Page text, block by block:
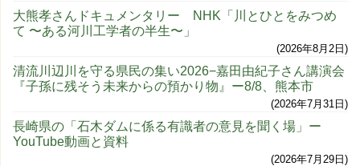
大熊孝さんドキュメンタリー NHK「川とひとをみつめ
て 〜ある河川工学者の半生〜」
2026年8月2日
清流川辺川を守る県民の集い2026−嘉田由紀子さん講演会
『子孫に残そう未来からの預かり物』ー8/8、熊本市
2026年7月31日
長崎県の「石木ダムに係る有識者の意見を聞く場」ー
YouTube動画と資料
2026年7月29日